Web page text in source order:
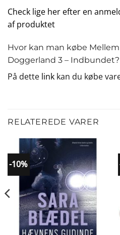
Check lige her efter en
af produktet
Hvor kan man købe
Doggerland 3 – Indbundet?
På dette link kan du købe
RELATEREDE VARER
-10%